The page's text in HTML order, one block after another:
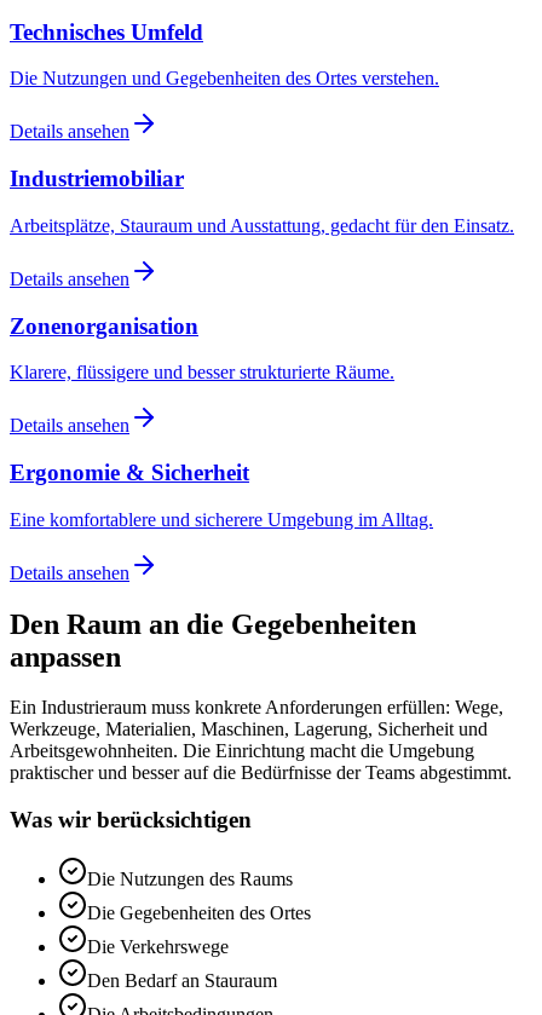
Technisches Umfeld
Die Nutzungen und Gegebenheiten des Ortes verstehen.
Details ansehen
Industriemobiliar
Arbeitsplätze, Stauraum und Ausstattung, gedacht für den Einsatz.
Details ansehen
Zonenorganisation
Klarere, flüssigere und besser strukturierte Räume.
Details ansehen
Ergonomie & Sicherheit
Eine komfortablere und sicherere Umgebung im Alltag.
Details ansehen
Den Raum an die Gegebenheiten
anpassen
Ein Industrieraum muss konkrete Anforderungen erfüllen: Wege,
Werkzeuge, Materialien, Maschinen, Lagerung, Sicherheit und
Arbeitsgewohnheiten. Die Einrichtung macht die Umgebung
praktischer und besser auf die Bedürfnisse der Teams abgestimmt.
Was wir berücksichtigen
Die Nutzungen des Raums
Die Gegebenheiten des Ortes
Die Verkehrswege
Den Bedarf an Stauraum